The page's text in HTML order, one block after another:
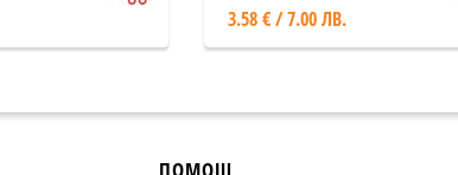
3.58 € / 7.00 ЛВ.